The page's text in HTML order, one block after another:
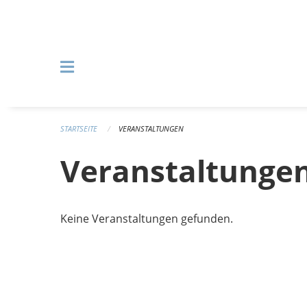
STARTSEITE VERANSTALTUNGEN
Keine Veranstaltungen gefunden.